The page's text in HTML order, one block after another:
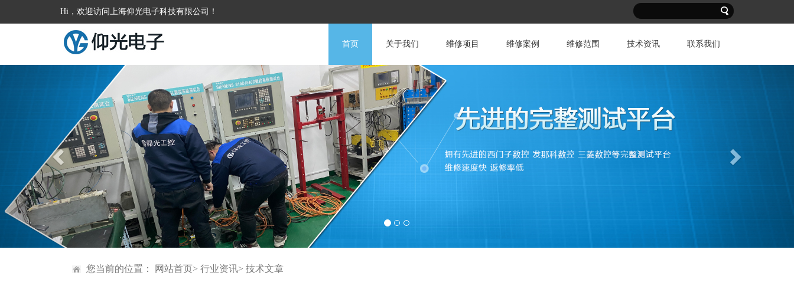
Hi，欢迎访问上海仰光电子科技有限公司！
首页 关于我们 维修项目 维修案例 维修范围 技术资讯 联系我们
您当前的位置： 网站首页> 行业资讯> 技术文章